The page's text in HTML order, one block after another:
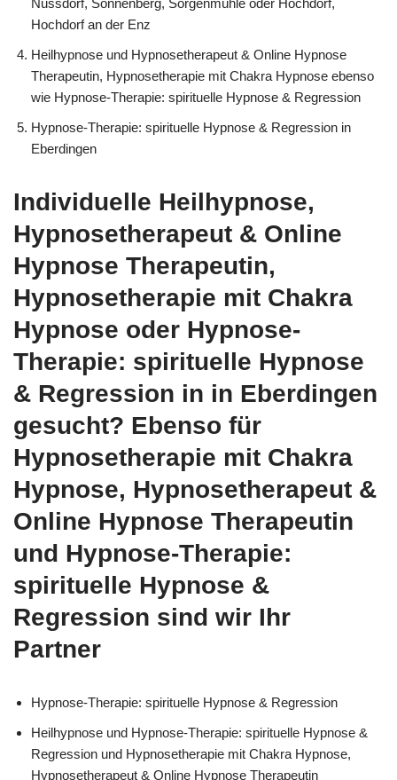
Hochdorf an der Enz
Heilhypnose und Hypnosetherapeut & Online Hypnose
Therapeutin, Hypnosetherapie mit Chakra Hypnose ebenso
wie Hypnose-Therapie: spirituelle Hypnose & Regression
Hypnose-Therapie: spirituelle Hypnose & Regression in
Eberdingen
Individuelle Heilhypnose,
Hypnosetherapeut & Online
Hypnose Therapeutin,
Hypnosetherapie mit Chakra
Hypnose oder Hypnose-
Therapie: spirituelle Hypnose
& Regression in in Eberdingen
gesucht? Ebenso für
Hypnosetherapie mit Chakra
Hypnose, Hypnosetherapeut &
Online Hypnose Therapeutin
und Hypnose-Therapie:
spirituelle Hypnose &
Regression sind wir Ihr
Partner
Hypnose-Therapie: spirituelle Hypnose & Regression
Heilhypnose und Hypnose-Therapie: spirituelle Hypnose &
Regression und Hypnosetherapie mit Chakra Hypnose,
Hypnosetherapeut & Online Hypnose Therapeutin